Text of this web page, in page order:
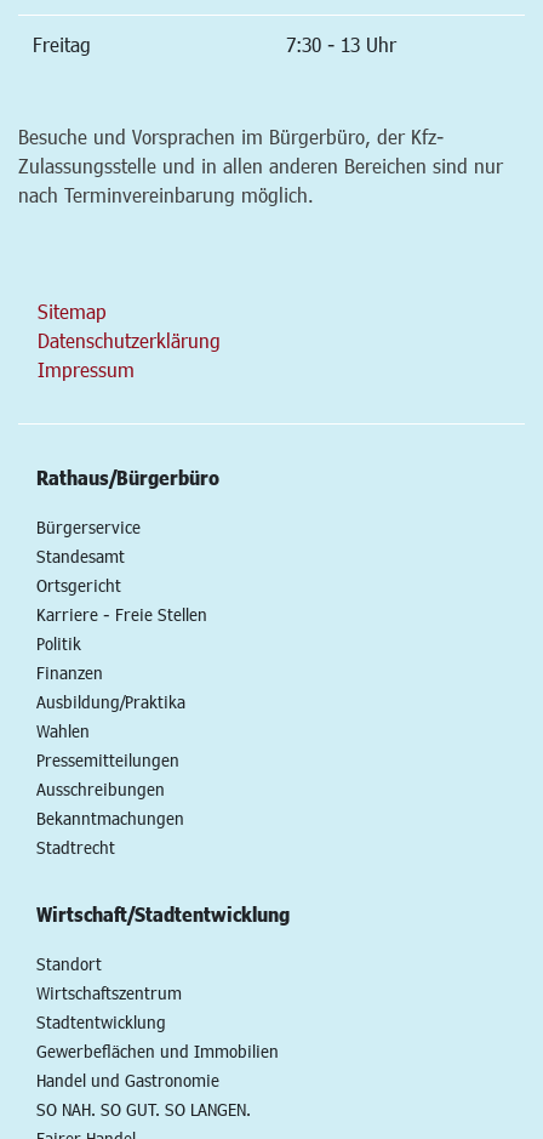
Freitag 7:30 - 13 Uhr
Besuche und Vorsprachen im Bürgerbüro, der Kfz-
Zulassungsstelle und in allen anderen Bereichen sind nur
nach Terminvereinbarung möglich.
Sitemap
Datenschutzerklärung
Impressum
Rathaus/Bürgerbüro
Bürgerservice
Standesamt
Ortsgericht
Karriere - Freie Stellen
Politik
Finanzen
Ausbildung/Praktika
Wahlen
Pressemitteilungen
Ausschreibungen
Bekanntmachungen
Stadtrecht
Wirtschaft/Stadtentwicklung
Standort
Wirtschaftszentrum
Stadtentwicklung
Gewerbeflächen und Immobilien
Handel und Gastronomie
SO NAH. SO GUT. SO LANGEN.